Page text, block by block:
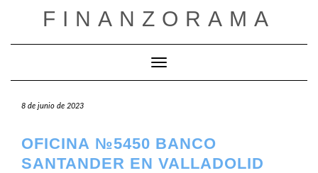
FINANZORAMA
Cambiar modo de navegación
8 de junio de 2023
OFICINA №5450 BANCO
SANTANDER EN VALLADOLID